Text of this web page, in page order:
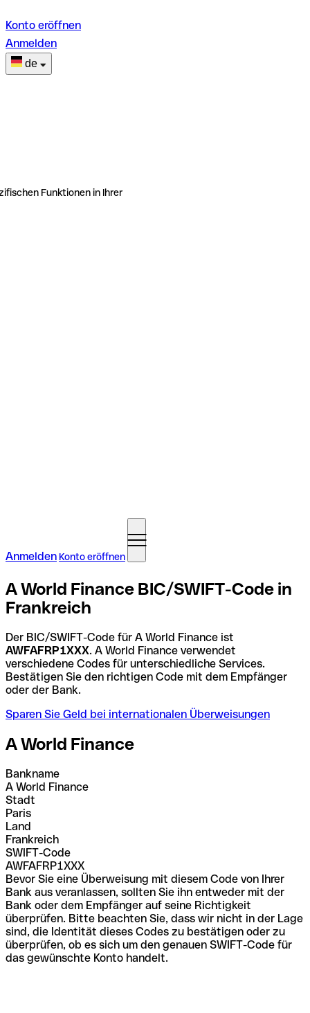
Konto eröffnen
Anmelden
de
Funktionen in Ihrer
Anmelden Konto eröffnen
A World Finance BIC/SWIFT-Code in
Frankreich
Der BIC/SWIFT-Code für A World Finance ist
AWFAFRP1XXX. A World Finance verwendet
verschiedene Codes für unterschiedliche Services.
Bestätigen Sie den richtigen Code mit dem Empfänger
oder der Bank.
Sparen Sie Geld bei internationalen Überweisungen
A World Finance
Bankname
A World Finance
Stadt
Paris
Land
Frankreich
SWIFT-Code
AWFAFRP1XXX
Bevor Sie eine Überweisung mit diesem Code von Ihrer
Bank aus veranlassen, sollten Sie ihn entweder mit der
Bank oder dem Empfänger auf seine Richtigkeit
überprüfen. Bitte beachten Sie, dass wir nicht in der Lage
sind, die Identität dieses Codes zu bestätigen oder zu
überprüfen, ob es sich um den genauen SWIFT-Code für
das gewünschte Konto handelt.